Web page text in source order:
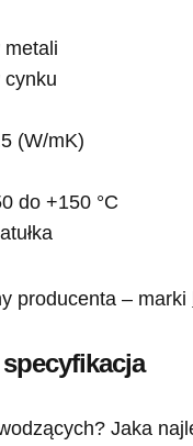
metali
cynku
(W/mK)
do +150 °C
producenta – marki